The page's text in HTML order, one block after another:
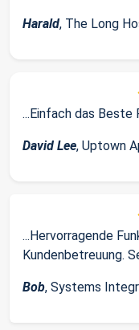
Harald, The Long
...Einfach das Beste
David Lee, Uptown
...Hervorragende
Kundenbetreuung.
Bob, Systems